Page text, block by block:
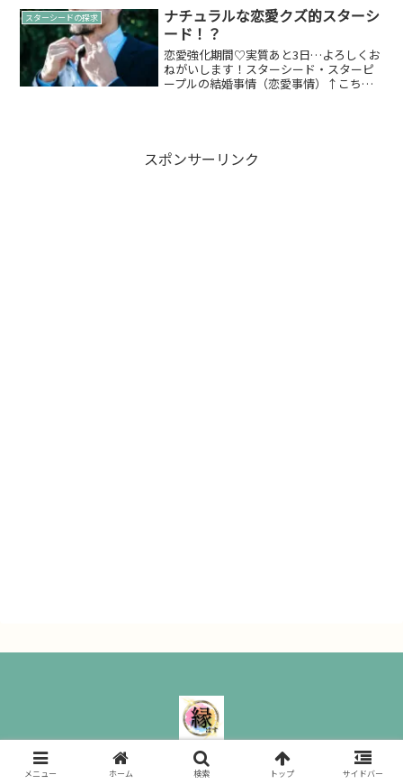
う方法など。今回、縁ぱす 雄介がスタ
ーピープルとして目覚める...
スターシードの探求
ナチュラルな恋愛クズ的スターシ
ード！？
恋愛強化期間♡実質あと3日…よろしくお
ねがいします！スターシード・スターピ
ープルの結婚事情（恋愛事情）↑こちら
スポンサーリンク
縁ぱす｜ All Rights Reserved.
メニュー ホーム 検索 トップ サイドバー